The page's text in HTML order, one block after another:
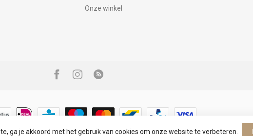
Onze winkel
© Copyright 2026 Infinity Fashion
ga je akkoord met het gebruik van cookies om onze website te verbeteren.